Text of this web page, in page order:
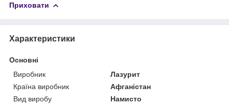
Приховати
Характеристики
Основні
Виробник
Лазурит
Країна виробник
Афганістан
Вид виробу
Намисто